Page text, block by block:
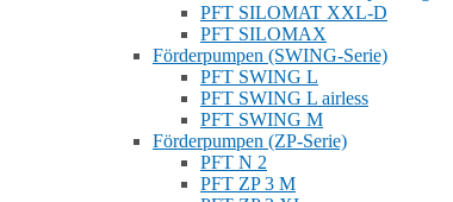
PFT SILOMAT XXL-D
PFT SILOMAX
Förderpumpen (SWING-Serie)
PFT SWING L
PFT SWING L airless
PFT SWING M
Förderpumpen (ZP-Serie)
PFT N 2
PFT ZP 3 M